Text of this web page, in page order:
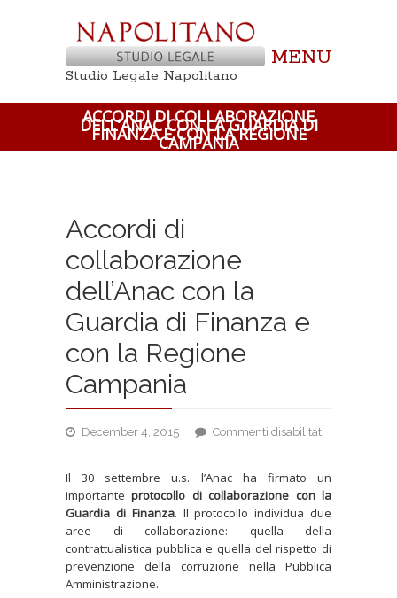
Studio Legale Napolitano
MENU
ACCORDI DI COLLABORAZIONE
DELL’ANAC CON LA GUARDIA DI
FINANZA E CON LA REGIONE
CAMPANIA
Accordi di
collaborazione
dell’Anac con la
Guardia di Finanza e
con la Regione
Campania
December 4, 2015
Commenti disabilitati
di
collaborazione
dell’Anac
con
la
Guardia
di
Il 30 settembre u.s. l’Anac ha firmato un
importanteprotocollo di collaborazione con la
Guardia di Finanza. Il protocollo individua due
aree di collaborazione: quella della
contrattualistica pubblica e quella del rispetto di
prevenzione della corruzione nella Pubblica
Amministrazione.